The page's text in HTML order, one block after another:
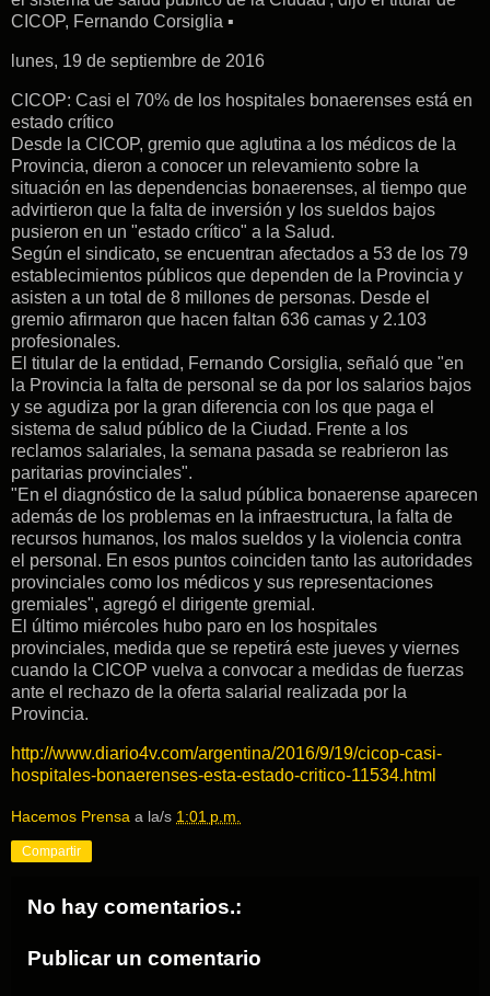
CICOP, Fernando Corsiglia ▪
lunes, 19 de septiembre de 2016
CICOP: Casi el 70% de los hospitales bonaerenses está en
estado crítico
Desde la CICOP, gremio que aglutina a los médicos de la
Provincia, dieron a conocer un relevamiento sobre la
situación en las dependencias bonaerenses, al tiempo que
advirtieron que la falta de inversión y los sueldos bajos
pusieron en un "estado crítico" a la Salud.
Según el sindicato, se encuentran afectados a 53 de los 79
establecimientos públicos que dependen de la Provincia y
asisten a un total de 8 millones de personas. Desde el
gremio afirmaron que hacen faltan 636 camas y 2.103
profesionales.
El titular de la entidad, Fernando Corsiglia, señaló que "en
la Provincia la falta de personal se da por los salarios bajos
y se agudiza por la gran diferencia con los que paga el
sistema de salud público de la Ciudad. Frente a los
reclamos salariales, la semana pasada se reabrieron las
paritarias provinciales".
"En el diagnóstico de la salud pública bonaerense aparecen
además de los problemas en la infraestructura, la falta de
recursos humanos, los malos sueldos y la violencia contra
el personal. En esos puntos coinciden tanto las autoridades
provinciales como los médicos y sus representaciones
gremiales", agregó el dirigente gremial.
El último miércoles hubo paro en los hospitales
provinciales, medida que se repetirá este jueves y viernes
cuando la CICOP vuelva a convocar a medidas de fuerzas
ante el rechazo de la oferta salarial realizada por la
Provincia.
http://www.diario4v.com/argentina/2016/9/19/cicop-casi-
hospitales-bonaerenses-esta-estado-critico-11534.html
Hacemos Prensa a la/s 1:01 p.m.
Compartir
No hay comentarios.:
Publicar un comentario